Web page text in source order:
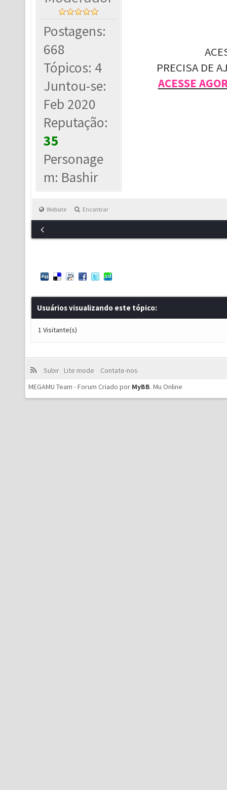
Postagens:
668
Tópicos: 4
Juntou-se:
Feb 2020
Reputação:
35
Personage
m: Bashir
PRECISA DE
ACESSE
Website Encontrar
Usuários visualizando este tópico:
1 Visitante(s)
Subir Lite mode
Contate-nos
MEGAMU Team - Forum Criado por MyBB. Mu Online